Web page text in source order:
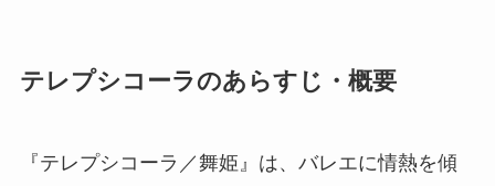
テレプシコーラのあらすじ・概要
『テレプシコーラ／舞姫』は、バレエに情熱を傾